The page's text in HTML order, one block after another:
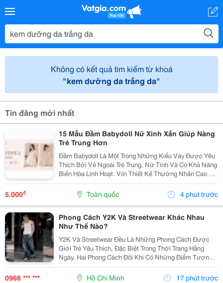
Không có kết quả tìm kiếm từ khoá
"kem dưỡng da trắng da"
Tin đăng mới nhất
15 Mẫu Đầm Babydoll Nữ Xinh Xắn Giúp Nàng
Trẻ Trung Hơn
Đầm Babydoll Là Một Trong Những Kiểu Váy Được Yêu
Thích Bởi Vẻ Ngoài Trẻ Trung, Nữ Tính Và Có Khả Năng
Biến Hóa Linh Hoạt. Với Thiết Kế Thường Nhấn Cao Ở
Phần Ngực Hoặc Eo Rồi Xòe Nhẹ Xuống Dưới, Kiểu
Váy Này Tạo Cảm Giác Thoải Mái Nhưng Vẫn Giữ
Được...
5.000₫ Toàn quốc 4 phút trước
Phong Cách Y2K Và Streetwear Khác Nhau
Như Thế Nào?
Y2K Và Streetwear Đều Là Những Phong Cách Được
Giới Trẻ Yêu Thích, Đặc Biệt Trong Thời Trang Hằng
Ngày. Hai Phong Cách Đôi Khi Có Những Điểm Tương
Đồng Như Trang Phục Thoải Mái, Phom Rộng Và Ảnh
Hưởng Từ Văn Hóa Đường Phố. Tuy Nhiên, Y2K Và...
0966 *** *** Hồ Chí Minh 17 phút trước